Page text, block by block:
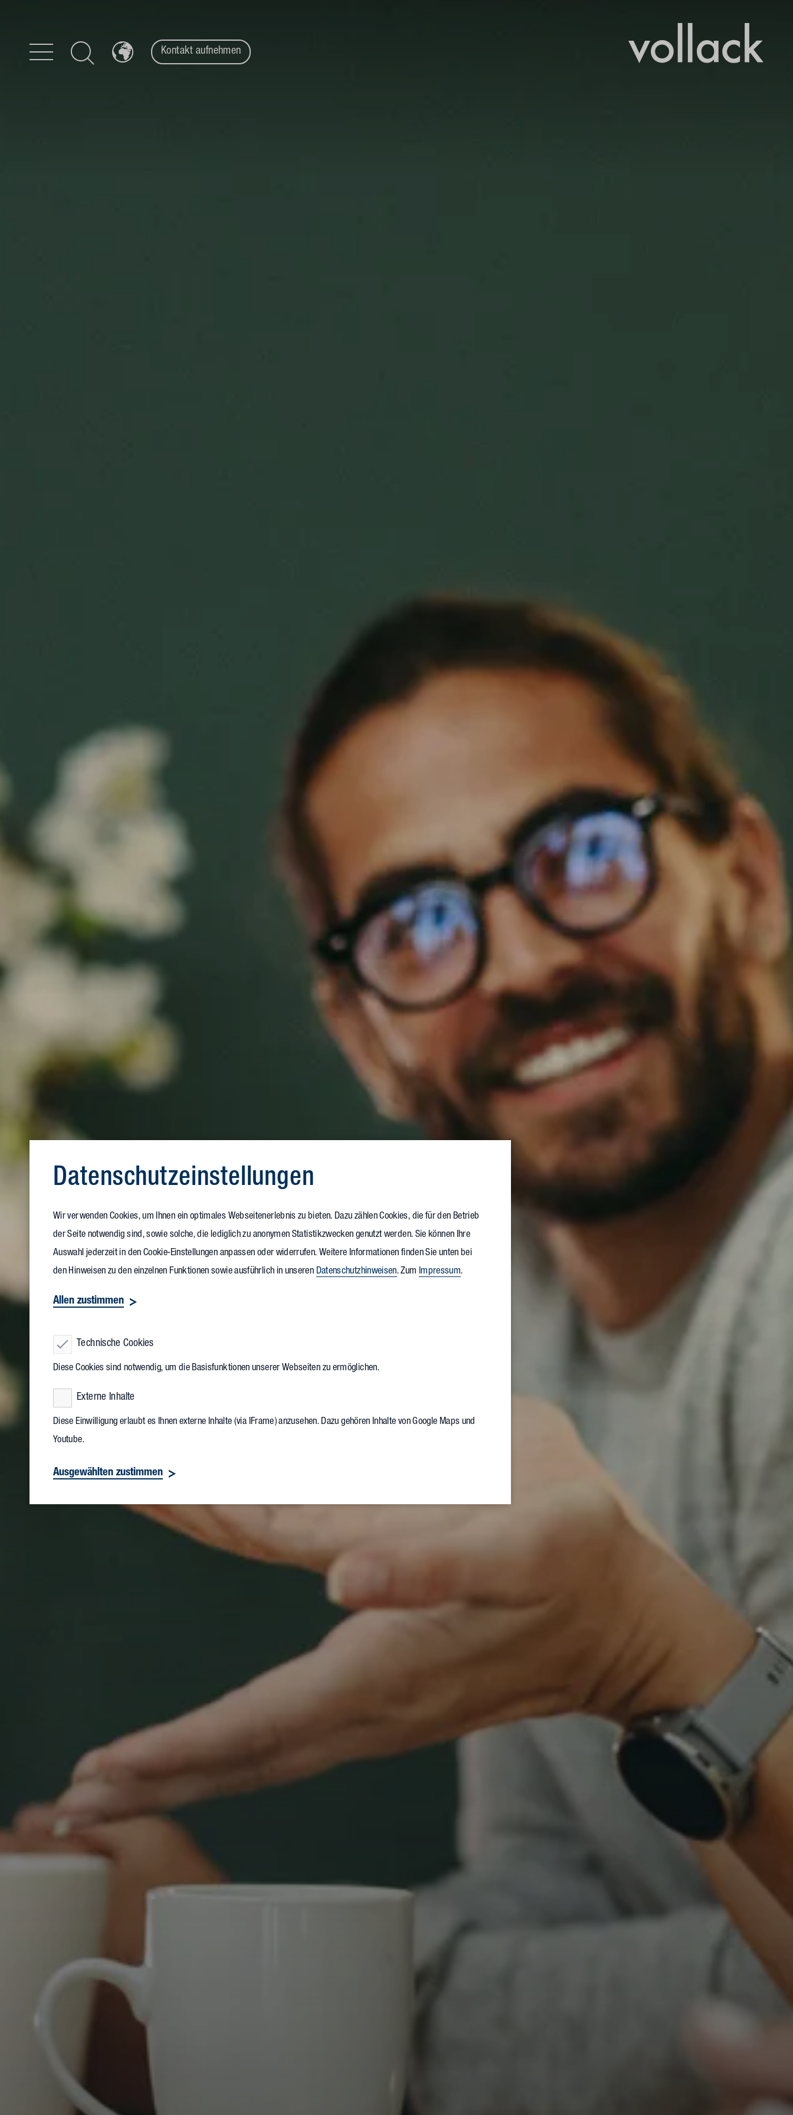
Kontakt aufnehmen
Datenschutz­einstellungen
Wir verwenden Cookies, um Ihnen ein optimales Webseitenerlebnis zu bieten. Dazu zählen Cookies, die für den Betrieb
der Seite notwendig sind, sowie solche, die lediglich zu anonymen Statistikzwecken genutzt werden. Sie können Ihre
Auswahl jederzeit in den Cookie-Einstellungen anpassen oder widerrufen. Weitere Informationen finden Sie unten bei
den Hinweisen zu den einzelnen Funktionen sowie ausführlich in unseren Datenschutzhinweisen. Zum Impressum.
Allen zustimmen
Technische Cookies
Diese Cookies sind notwendig, um die Basisfunktionen unserer Webseiten zu ermöglichen.
Externe Inhalte
Diese Einwilligung erlaubt es Ihnen externe Inhalte (via IFrame) anzusehen. Dazu gehören Inhalte von Google Maps und
Youtube.
Ausgewählten zustimmen